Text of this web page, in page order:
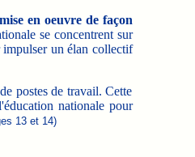
en oeuvre de façon
se concentrent sur
un élan collectif
postes de travail. Cette
nationale pour
13 et 14)